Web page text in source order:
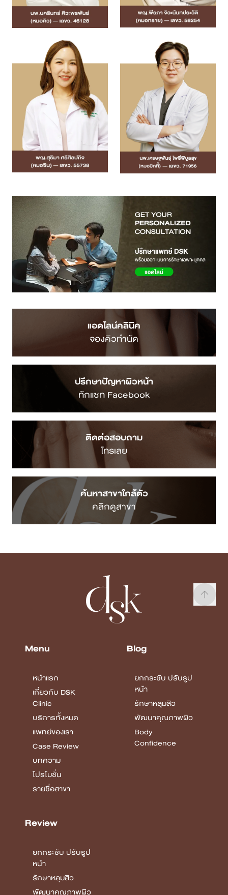
แอดไลน์คลินิค
จองคิวทำนัด
ปรึกษาปัญหาผิวหน้า
ทักแชท Facebook
ติดต่อสอบถาม
โทรเลย
ค้นหาสาขาใกล้ตัว
คลิกดูสาขา
Menu
หน้าแรก
เกี่ยวกับ DSK
Clinic
บริการทั้งหมด
แพทย์ของเรา
Case Review
บทความ
โปรโมชั่น
รายชื่อสาขา
Blog
ยกกระชับ ปรับรูป
หน้า
รักษาหลุมสิว
พัฒนาคุณภาพผิว
Body
Confidence
Review
ยกกระชับ ปรับรูป
หน้า
รักษาหลุมสิว
พัฒนาคุณภาพผิว